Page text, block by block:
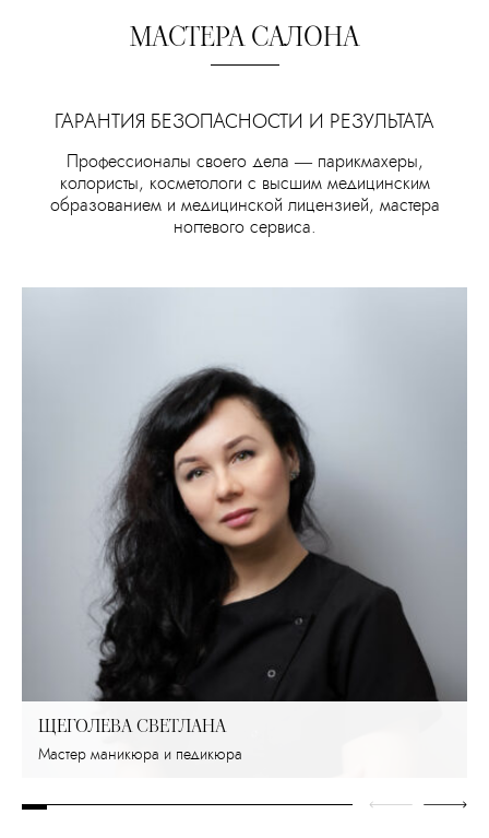
МАСТЕРА САЛОНА
ГАРАНТИЯ БЕЗОПАСНОСТИ И РЕЗУЛЬТАТА
Профессионалы своего дела — парикмахеры,
колористы, косметологи с высшим медицинским
образованием и медицинской лицензией, мастера
ногтевого сервиса.
ЩЕГОЛЕВА СВЕТЛАНА
Мастер маникюра и педикюра